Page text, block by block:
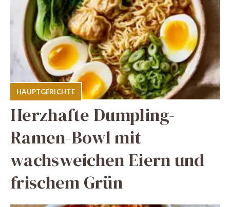
HAUPTGERICHTE
Herzhafte Dumpling-
Ramen-Bowl mit
wachsweichen Eiern und
frischem Grün